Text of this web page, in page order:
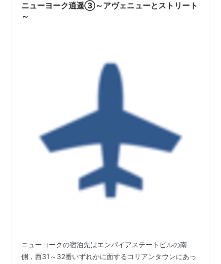
ニューヨーク逍遥③～アヴェニューとストリート
～
ニューヨークの宿泊先はエンパイアステートビルの南
側，西31～32番いずれかに面するコリアンタウンにあっ